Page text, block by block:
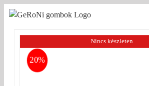
Kihagyás
20%
Nincs készleten